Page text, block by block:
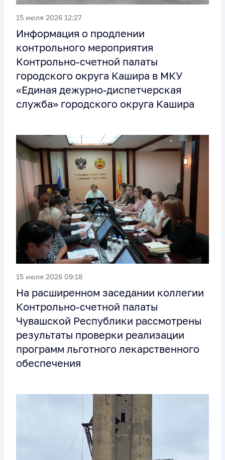
15 июля 2026 12:27
Информация о продлении
контрольного мероприятия
Контрольно-счетной палаты
городского округа Кашира в МКУ
«Единая дежурно-диспетчерская
служба» городского округа Кашира
15 июля 2026 09:18
На расширенном заседании коллегии
Контрольно-счетной палаты
Чувашской Республики рассмотрены
результаты проверки реализации
программ льготного лекарственного
обеспечения